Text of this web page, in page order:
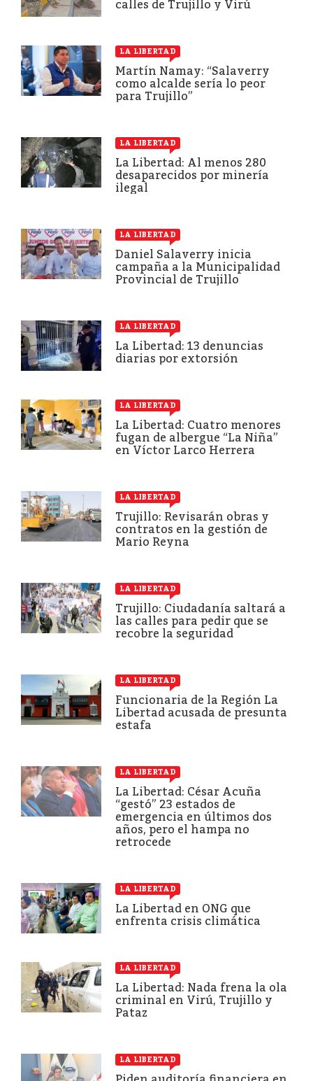
calles de Trujillo y Virú
LA LIBERTAD
Martín Namay: “Salaverry
como alcalde sería lo peor
para Trujillo”
LA LIBERTAD
La Libertad: Al menos 280
desaparecidos por minería
ilegal
LA LIBERTAD
Daniel Salaverry inicia
campaña a la Municipalidad
Provincial de Trujillo
LA LIBERTAD
La Libertad: 13 denuncias
diarias por extorsión
LA LIBERTAD
La Libertad: Cuatro menores
fugan de albergue “La Niña”
en Víctor Larco Herrera
LA LIBERTAD
Trujillo: Revisarán obras y
contratos en la gestión de
Mario Reyna
LA LIBERTAD
Trujillo: Ciudadanía saltará a
las calles para pedir que se
recobre la seguridad
LA LIBERTAD
Funcionaria de la Región La
Libertad acusada de presunta
estafa
LA LIBERTAD
La Libertad: César Acuña
“gestó” 23 estados de
emergencia en últimos dos
años, pero el hampa no
retrocede
LA LIBERTAD
La Libertad en ONG que
enfrenta crisis climática
LA LIBERTAD
La Libertad: Nada frena la ola
criminal en Virú, Trujillo y
Pataz
LA LIBERTAD